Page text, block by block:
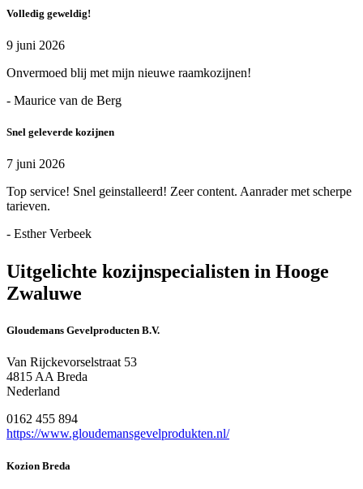
Volledig geweldig!
9 juni 2026
Onvermoed blij met mijn nieuwe raamkozijnen!
- Maurice van de Berg
Snel geleverde kozijnen
7 juni 2026
Top service! Snel geinstalleerd! Zeer content. Aanrader met scherpe
tarieven.
- Esther Verbeek
Uitgelichte kozijnspecialisten in Hooge
Zwaluwe
Gloudemans Gevelproducten B.V.
Van Rijckevorselstraat 53
4815 AA Breda
Nederland
0162 455 894
https://www.gloudemansgevelprodukten.nl/
Kozion Breda